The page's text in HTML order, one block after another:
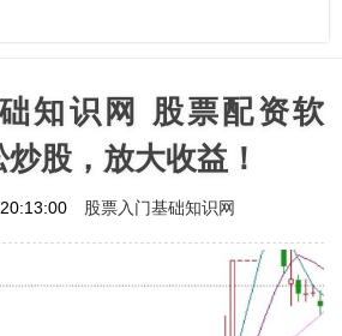
知识网 股票配资软
股，放大收益！
股票入门基础知识网